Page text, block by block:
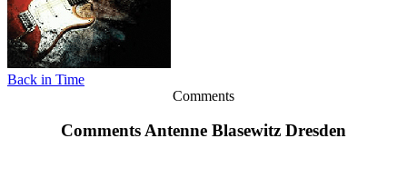
Back in Time
Comments
Comments Antenne Blasewitz Dresden